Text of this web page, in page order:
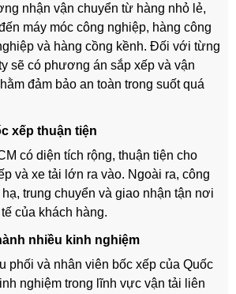
nhận vận chuyển từ hàng nhỏ lẻ,
máy móc công nghiệp, hàng công
và hàng cồng kềnh. Đối với từng
sẽ có phương án sắp xếp và vận
đảm bảo an toàn trong suốt quá
xếp thuận tiện
có diện tích rộng, thuận tiện cho
và xe tải lớn ra vào. Ngoài ra, công
trung chuyển và giao nhận tận nơi
của khách hàng.
nhiều kinh nghiệm
phối và nhân viên bốc xếp của Quốc
nghiệm trong lĩnh vực vận tải liên